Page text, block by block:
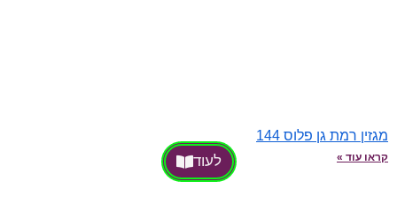
מגזין רמת גן פלוס 144
קראו עוד » לעוד